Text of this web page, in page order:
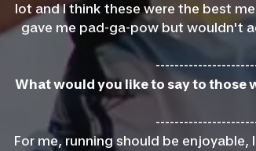
lot and I think these were the best
gave me pad-ga-pow but wouldn't
What would you like to say to those
For me, running should be